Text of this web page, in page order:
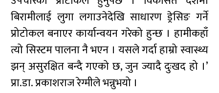
बिरामीलाई लुगा लगाउनेदेखि साधारण ड्रेसिङ गर्ने
प्रोटोकल बनाएर कार्यान्वयन गरेको हुन्छ । हामीकहाँ
त्यो सिस्टम पालना नै भएन । यसले गर्दा हाम्रो स्वास्थ्य
झन् असुरक्षित बन्दै गएको छ, जुन ज्यादै दुःखद हो ।’
प्रा.डा. प्रकाशराज रेग्मीले भन्नुभयो ।